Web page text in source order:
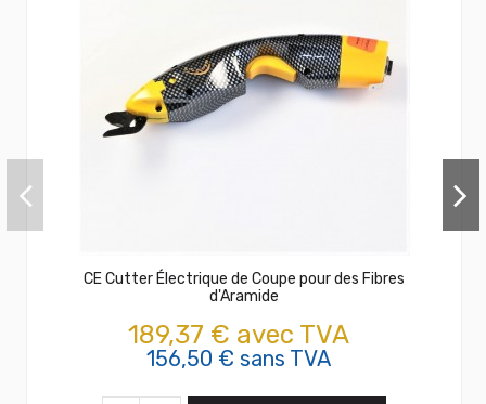
CE Cutter Électrique de Coupe pour des Fibres
d'Aramide
189,37 € avec TVA
156,50 € sans TVA